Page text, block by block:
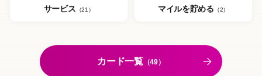
サービス （21）
マイルを貯める （2）
カード一覧（49）